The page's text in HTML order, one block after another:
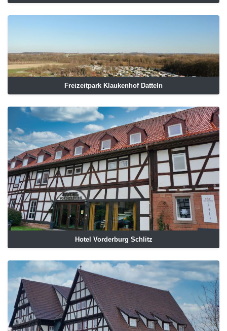
Freizeitpark Klaukenhof Datteln
Hotel Vorderburg Schlitz